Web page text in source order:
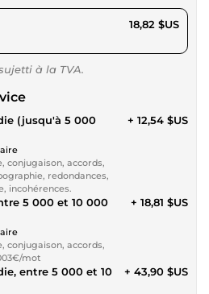
17,34 $US 18,82 $US
à la TVA.
(jusqu'à 5 000
conjugaison, accords,
redondances,
incohérences.
+ 12,54 $US
5 000 et 10 000
conjugaison, accords,
mot
+ 18,81 $US
entre 5 000 et 10
+ 43,90 $US